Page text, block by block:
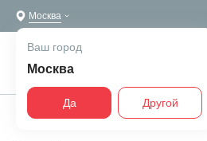
Москва
Ваш город
Москва
Да Другой
Главная Все украшения Серьги